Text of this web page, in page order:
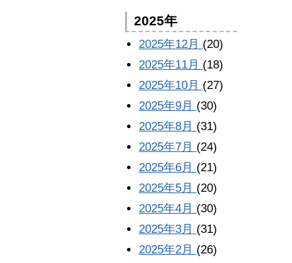
2025年
2025年12月 (20)
2025年11月 (18)
2025年10月 (27)
2025年9月 (30)
2025年8月 (31)
2025年7月 (24)
2025年6月 (21)
2025年5月 (20)
2025年4月 (30)
2025年3月 (31)
2025年2月 (26)